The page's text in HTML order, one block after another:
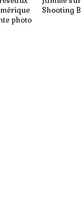
photo
Shooting